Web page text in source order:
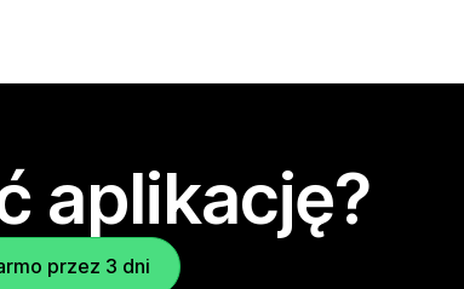
aplikację?
przez 3 dni